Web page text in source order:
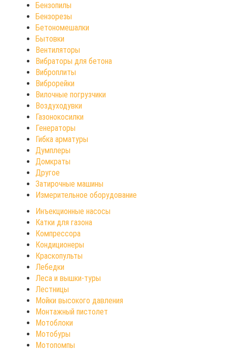
Бензопилы
Бензорезы
Бетономешалки
Бытовки
Вентиляторы
Вибраторы для бетона
Виброплиты
Виброрейки
Вилочные погрузчики
Воздуходувки
Газонокосилки
Генераторы
Гибка арматуры
Думплеры
Домкраты
Другое
Затирочные машины
Измерительное оборудование
Инъекционные насосы
Катки для газона
Компрессора
Кондиционеры
Краскопульты
Лебедки
Леса и вышки-туры
Лестницы
Мойки высокого давления
Монтажный пистолет
Мотоблоки
Мотобуры
Мотопомпы